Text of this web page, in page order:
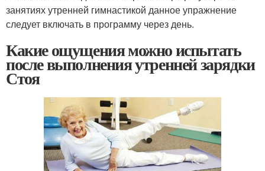
занятиях утренней гимнастикой данное упражнение
следует включать в программу через день.
Какие ощущения можно испытать
после выполнения утренней зарядки
Стоя